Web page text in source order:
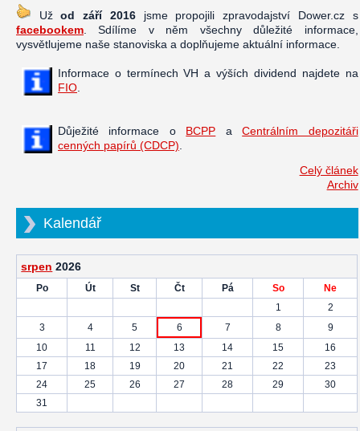
Užod září 2016jsme propojili zpravodajství Dower.cz s
facebookem . Sdílíme v něm všechny důležité informace,
vysvětlujeme naše stanoviska a doplňujeme aktuální informace.
Informace o termínech VH a výších dividend najdete na
FIO
Důježité informace o BCPP aCentrálním depozitáři
cenných papírů (CDCP)
Celý článek
Archiv
Kalendář
srpen 2026
Po Út St Čt Pá So
Ne
1
2
3
4 5 6 7 8
9
10
11 12 13 14 15
16
17
18 19 20 21 22
23
24
25 26 27 28 29
30
31